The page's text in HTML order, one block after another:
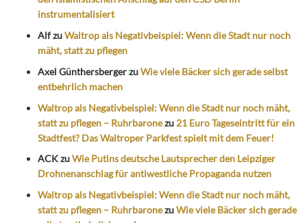
instrumentalisiert
AlfzuWaltrop als Negativbeispiel: Wenn die Stadt nur noch
mäht, statt zu pflegen
Axel GünthersbergerzuWie viele Bäcker sich gerade selbst
entbehrlich machen
Waltrop als Negativbeispiel: Wenn die Stadt nur noch mäht,
statt zu pflegen – Ruhrbaronezu 21 Euro Tageseintritt für ein
Stadtfest? Das Waltroper Parkfest spielt mit dem Feuer!
ACKzuWie Putins deutsche Lautsprecher den Leipziger
Drohnenanschlag für antiwestliche Propaganda nutzen
Waltrop als Negativbeispiel: Wenn die Stadt nur noch mäht,
statt zu pflegen – RuhrbaronezuWie viele Bäcker sich gerade